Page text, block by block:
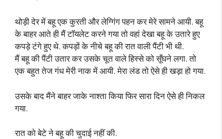
थोड़ी देर में बहू एक कुरती और लेग्गिंग पहन कर मेरे सामने आयी. बहू
के बाहर आते ही मैं टॉयलेट करने गया तो वहां देखा बहू के उतारे हुए
कपड़े टंगे हुए थे. कपड़ों के नीचे बहू की रात वाली पैंटी भी थी.
मैं बहू की पैंटी उतार कर उसके चूत वाले हिस्से को सूँघने लगा. तो
एक बहुत तेज गंध मेरी नाक में आयी. मेरा लंड तो ऐसे ही खड़ा हो गया.
उसके बाद मैंने बाहर जाके नाश्ता किया फिर सारा दिन ऐसे ही निकल
गया.
रात को बेटे ने बहू की चुदाई नहीं की.